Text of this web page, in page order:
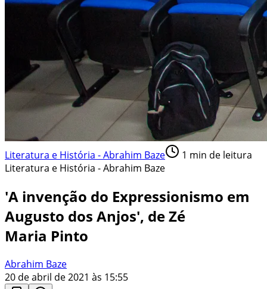
Literatura e História - Abrahim Baze 1 min de leitura
Literatura e História - Abrahim Baze
'A invenção do Expressionismo em
Augusto dos Anjos', de Zé
Maria Pinto
Abrahim Baze
20 de abril de 2021 às 15:55